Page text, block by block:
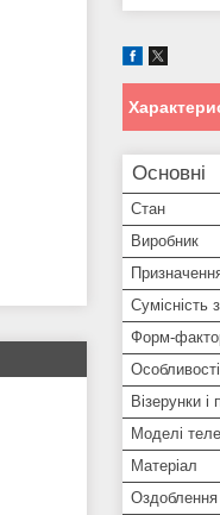
Основні
Стан
Виробник
Сумісність з
Форм-
Особливості
Візерунки і
Моделі
Матеріал
Оздоблення